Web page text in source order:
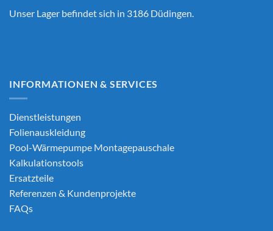
Unser Lager befindet sich in 3186 Düdingen.
INFORMATIONEN & SERVICES
Dienstleistungen
Folienauskleidung
Pool-Wärmepumpe Montagepauschale
Kalkulationstools
Ersatzteile
Referenzen & Kundenprojekte
FAQs